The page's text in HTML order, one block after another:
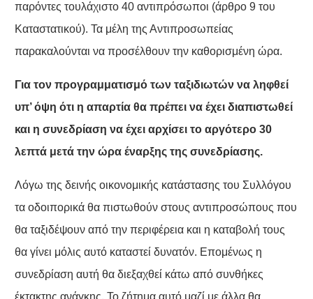
παρόντες τουλάχιστο 40 αντιπρόσωποι (άρθρο 9 του
Καταστατικού). Τα μέλη της Αντιπροσωπείας
παρακαλούνται να προσέλθουν την καθορισμένη ώρα.
Για τον προγραμματισμό των ταξιδιωτών να ληφθεί
υπ’ όψη ότι η απαρτία θα πρέπει να έχει διαπιστωθεί
και η συνεδρίαση να έχει αρχίσει το αργότερο 30
λεπτά μετά την ώρα έναρξης της συνεδρίασης.
Λόγω της δεινής οικονομικής κατάστασης του Συλλόγου
τα οδοιπορικά θα πιστωθούν στους αντιπροσώπους που
θα ταξιδέψουν από την περιφέρεια και η καταβολή τους
θα γίνει μόλις αυτό καταστεί δυνατόν. Επομένως η
συνεδρίαση αυτή θα διεξαχθεί κάτω από συνθήκες
έκτακτης ανάγκης. Το ζήτημα αυτό μαζί με άλλα θα